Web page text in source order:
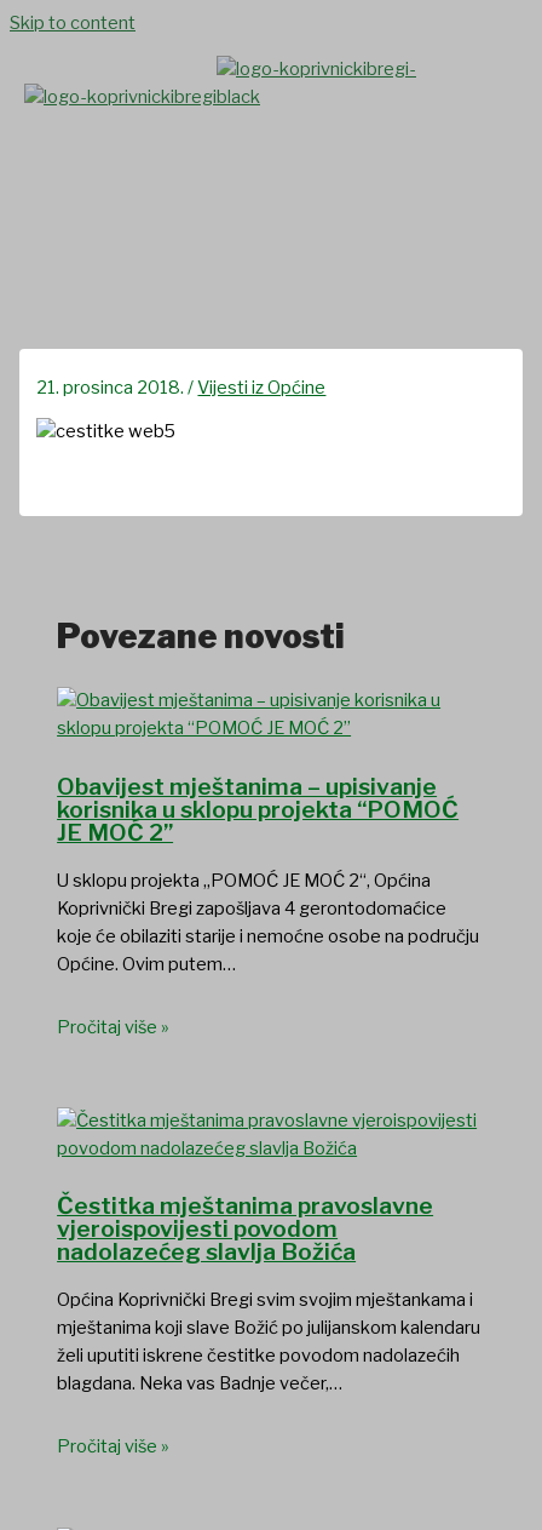
Skip to content
21. prosinca 2018./Vijesti iz Općine
Povezane novosti
Obavijest mještanima – upisivanje
korisnika u sklopu projekta “POMOĆ
JE MOĆ 2”
U sklopu projekta „POMOĆ JE MOĆ 2“, Općina
Koprivnički Bregi zapošljava 4 gerontodomaćice
koje će obilaziti starije i nemoćne osobe na području
Općine. Ovim putem…
Pročitaj više »
Čestitka mještanima pravoslavne
vjeroispovijesti povodom
nadolazećeg slavlja Božića
Općina Koprivnički Bregi svim svojim mještankama i
mještanima koji slave Božić po julijanskom kalendaru
želi uputiti iskrene čestitke povodom nadolazećih
blagdana. Neka vas Badnje večer,…
Pročitaj više »